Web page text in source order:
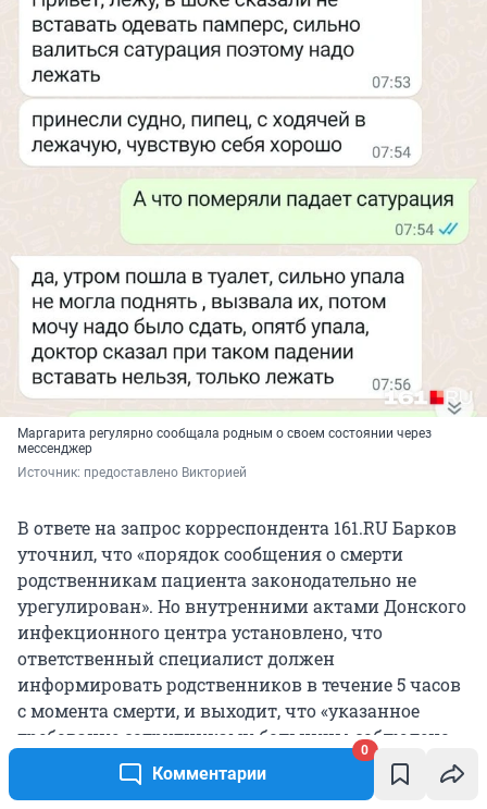
Комментарии
0
Маргарита регулярно сообщала родным о своем состоянии через
мессенджер
Источник: предоставлено Викторией
В ответе на запрос корреспондента 161.RU Барков
уточнил, что «порядок сообщения о смерти
родственникам пациента законодательно не
урегулирован». Но внутренними актами Донского
инфекционного центра установлено, что
ответственный специалист должен
информировать родственников в течение 5 часов
с момента смерти, и выходит, что «указанное
требование сотрудниками больницы соблюдено».